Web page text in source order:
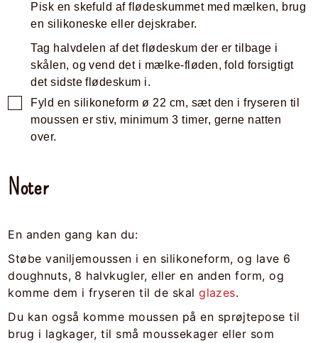
Pisk en skefuld af flødeskummet med mælken, brug
en silikoneske eller dejskraber.
Tag halvdelen af det flødeskum der er tilbage i
skålen, og vend det i mælke-fløden, fold forsigtigt
det sidste flødeskum i.
Fyld en silikoneform ø 22 cm, sæt den i fryseren til
moussen er stiv, minimum 3 timer, gerne natten
over.
Noter
En anden gang kan du:
Støbe vaniljemoussen i en silikoneform, og lave 6
doughnuts, 8 halvkugler, eller en anden form, og
komme dem i fryseren til de skalglazes.
Du kan også komme moussen på en sprøjtepose til
brug i lagkager, til små moussekager eller som